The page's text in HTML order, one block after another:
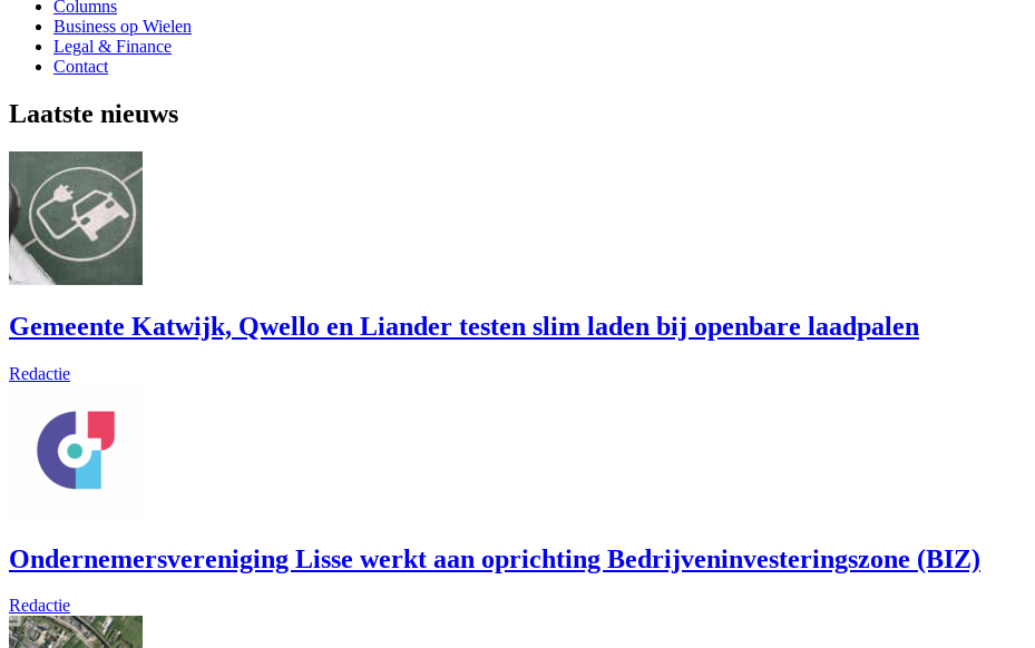
Columns
Business op Wielen
Legal & Finance
Contact
Laatste nieuws
Gemeente Katwijk, Qwello en Liander testen slim laden bij openbare laadpalen
Redactie
Ondernemersvereniging Lisse werkt aan oprichting Bedrijveninvesteringszone (BIZ)
Redactie